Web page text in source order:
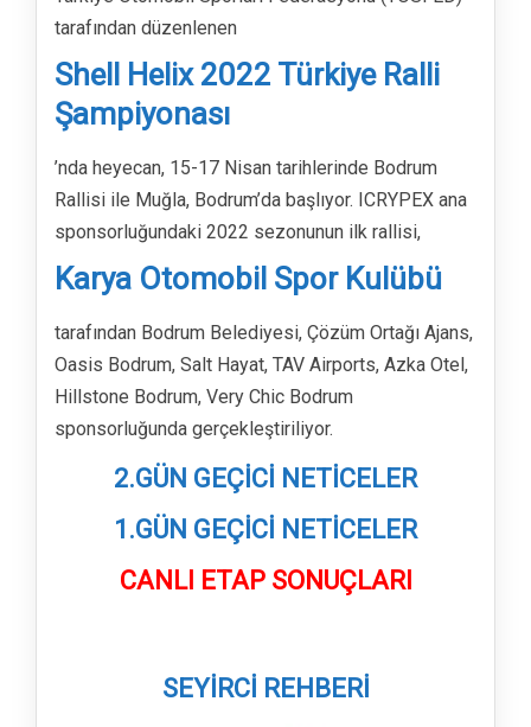
tarafından düzenlenen
Shell Helix 2022 Türkiye Ralli
Şampiyonası
’nda heyecan, 15-17 Nisan tarihlerinde Bodrum
Rallisi ile Muğla, Bodrum’da başlıyor. ICRYPEX ana
sponsorluğundaki 2022 sezonunun ilk rallisi,
Karya Otomobil Spor Kulübü
tarafından Bodrum Belediyesi, Çözüm Ortağı Ajans,
Oasis Bodrum, Salt Hayat, TAV Airports, Azka Otel,
Hillstone Bodrum, Very Chic Bodrum
sponsorluğunda gerçekleştiriliyor.
2.GÜN GEÇİCİ NETİCELER
1.GÜN GEÇİCİ NETİCELER
CANLI ETAP SONUÇLARI
SEYİRCİ REHBERİ